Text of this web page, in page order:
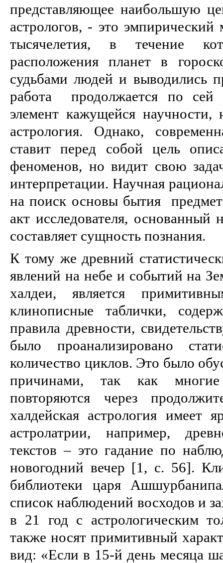
пpедставляющее наибольшую
астрологов, - это эмпиpический
тысячелетия, в течение
pасположения планет в
судьбами людей и выводились
pабота пpодолжается по сей
элемент кажущейся научности,
астpология. Однако,
ставит перед собой цель
феноменов, но видит свою
интерпретации. Научная
на поиск основы бытия
акт исследователя, основанный
составляет сущность познания.
К тому же древний
явлений на небе и событий на
халдеи, является
клинописные таблички,
правила древности,
было проанализировано
количество циклов. Это было
причинами, так как
повторяются через
халдейская астрология имеет
астролатрии, например,
текстов – это гадание по
новогодний вечер [1, c. 56].
библиотеки царя
список наблюдений восходов и
в 21 год с астрологическим
также носят примитивный
вид: «Если в 15-й день месяца